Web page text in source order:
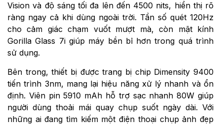
Vision và độ sáng tối đa lên đến 4500 nits, hiển thị rõ
ràng ngay cả khi dùng ngoài trời. Tần số quét 120Hz
cho cảm giác chạm vuốt mượt mà, còn mặt kính
Gorilla Glass 7i giúp máy bền bỉ hơn trong quá trình
sử dụng.
Bên trong, thiết bị được trang bị chip Dimensity 9400
tiến trình 3nm, mang lại hiệu năng xử lý nhanh và ổn
định. Viên pin 5910 mAh hỗ trợ sạc nhanh 80W giúp
người dùng thoải mái quay chụp suốt ngày dài. Với
những ai đang tìm kiếm một điện thoại chụp ảnh đẹp